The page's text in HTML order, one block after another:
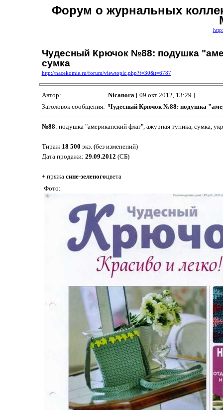
Форум о журнальных
Чудесный Крючок №88: подушка
сумка
http://nacekomie.ru/forum/viewtopic.php?f=30&t=6787
Автор: Nicanora[ 09 окт 2012, 13:29 ]
Заголовок сообщения: Чудесный Крючок №88: подушка
№88: подушка "американский флаг", ажурная туника, сумка,
Тираж 18 500 экз. (без изменений)
Дата продажи: 29.09.2012 (СБ)
+ пряжа сине-зеленогоцвета
Фото: